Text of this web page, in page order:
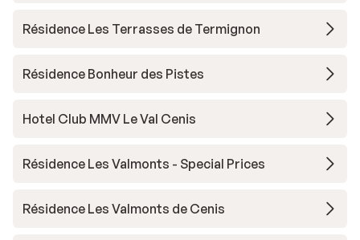
Résidence Les Terrasses de Termignon
Résidence Bonheur des Pistes
Hotel Club MMV Le Val Cenis
Résidence Les Valmonts - Special Prices
Résidence Les Valmonts de Cenis